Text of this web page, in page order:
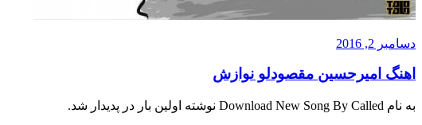
دسامبر 2, 2016
اهنگ امیرحسین مقصودلو نوازش
به نام Download New Song By Called نوشته اولین بار در پدیدار شد.